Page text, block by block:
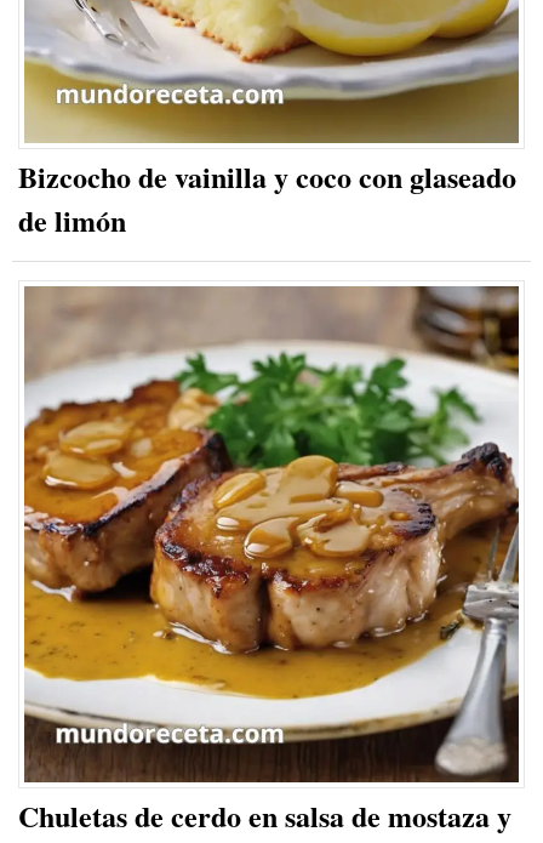
Bizcocho de vainilla y coco con glaseado
de limón
Chuletas de cerdo en salsa de mostaza y